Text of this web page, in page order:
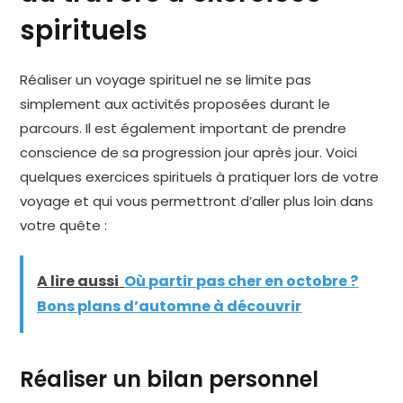
spirituels
Réaliser un voyage spirituel ne se limite pas
simplement aux activités proposées durant le
parcours. Il est également important de prendre
conscience de sa progression jour après jour. Voici
quelques exercices spirituels à pratiquer lors de votre
voyage et qui vous permettront d’aller plus loin dans
votre quête :
A lire aussi Où partir pas cher en octobre ?
Bons plans d’automne à découvrir
Réaliser un bilan personnel